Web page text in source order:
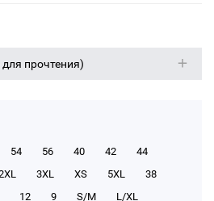
прочтения)
54 56 40 42
44
3XL XS 5XL
38
12 9 S/M
L/XL